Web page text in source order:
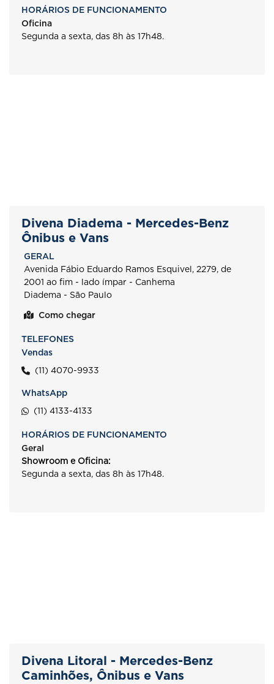
HORÁRIOS DE FUNCIONAMENTO
Oficina
Segunda a sexta, das 8h às 17h48.
Divena Diadema - Mercedes-Benz
Ônibus e Vans
GERAL
Avenida Fábio Eduardo Ramos Esquivel, 2279, de
2001 ao fim - lado ímpar - Canhema
Diadema - São Paulo
Como chegar
TELEFONES
Vendas
(11) 4070-9933
WhatsApp
(11) 4133-4133
HORÁRIOS DE FUNCIONAMENTO
Geral
Showroom e Oficina:
Segunda a sexta, das 8h às 17h48.
Divena Litoral - Mercedes-Benz
Caminhões, Ônibus e Vans